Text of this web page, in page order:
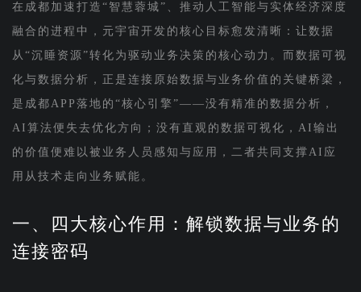
在成都加速打造“智慧蓉城”、推动人工智能与实体经济深度
融合的进程中，元宇宙开发的核心目标愈发清晰：让数据
从“沉睡资源”转化为驱动业务决策的核心动力。而数据可视
化与数据分析，正是连接原始数据与业务价值的关键桥梁，
是成都APP落地的“核心引擎”——没有精准的数据分析，
AI算法便失去优化方向；没有直观的数据可视化，AI输出
的价值便难以被业务人员感知与应用，二者共同支撑AI应
用从技术走向业务赋能。
一、四大核心作用：解锁数据与业务的
连接密码